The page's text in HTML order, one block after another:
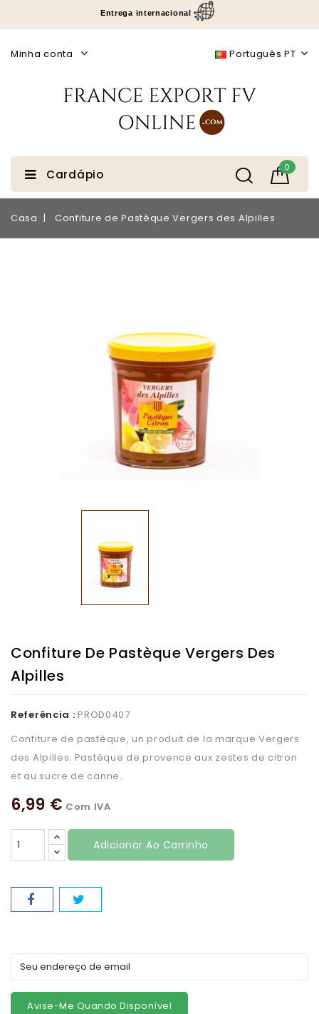
Entrega internacional
Português PT
Minha conta
0
Cardápio
Casa Confiture de Pastèque Vergers des Alpilles
Confiture De Pastèque Vergers Des
Alpilles
Referência : PROD0407
Confiture de pastèque, un produit de la marque Vergers
des Alpilles. Pastèque de provence aux zestes de citron
et au sucre de canne.
6,99 € Com IVA
Adicionar Ao Carrinho
Avise-Me Quando Disponível